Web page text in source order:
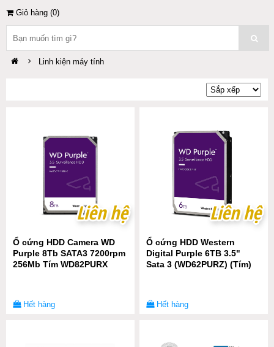
Giỏ hàng (0)
Linh kiện máy tính
Liên hệ
Liên hệ
Ổ cứng HDD Camera WD
Purple 8Tb SATA3 7200rpm
256Mb Tím WD82PURX
Hết hàng
Liên hệ
Liên hệ
Ổ cứng HDD Western
Digital Purple 6TB 3.5"
Sata 3 (WD62PURZ) (Tím)
Hết hàng